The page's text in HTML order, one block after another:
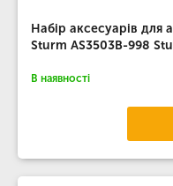
Набір аксесуарів для
Sturm AS3503B-998
В наявності